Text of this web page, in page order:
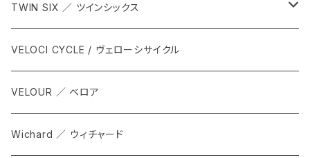
TWIN SIX ／ ツインシックス
ALL
Tops
Bottoms
VELOCI CYCLE / ヴェローシサイクル
VELOUR ／ ベロア
Wichard ／ ウィチャード